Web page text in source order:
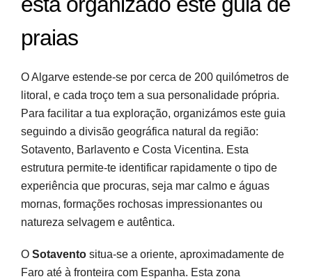
praias
O Algarve estende-se por cerca de 200 quilómetros de
litoral, e cada troço tem a sua personalidade própria.
Para facilitar a tua exploração, organizámos este guia
seguindo a divisão geográfica natural da região:
Sotavento, Barlavento e Costa Vicentina. Esta
estrutura permite-te identificar rapidamente o tipo de
experiência que procuras, seja mar calmo e águas
mornas, formações rochosas impressionantes ou
natureza selvagem e autêntica.
O Sotavento situa-se a oriente, aproximadamente de
Faro até à fronteira com Espanha. Esta zona